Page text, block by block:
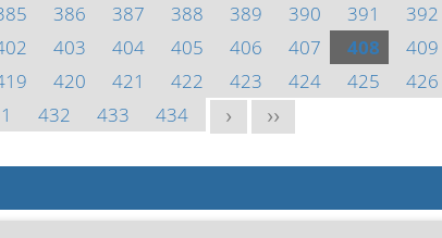
386 387 388 389 390 391 392
403 404 405 406 407 408 409
420 421 422 423 424 425 426
432 433 434 > >>